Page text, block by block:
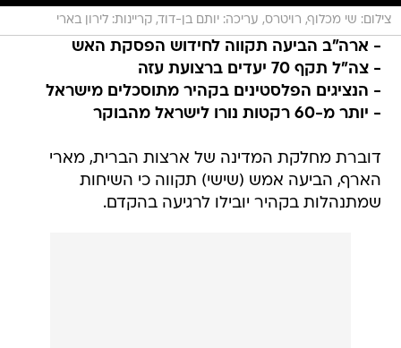
צילום: שי מכלוף, רויטרס, עריכה: יותם בן-דוד, קריינות: לירון בארי
- ארה"ב הביעה תקווה לחידוש הפסקת האש
- צה"ל תקף 70 יעדים ברצועת עזה
- הנציגים הפלסטינים בקהיר מתוסכלים מישראל
- יותר מ-60 רקטות נורו לישראל מהבוקר
דוברת מחלקת המדינה של ארצות הברית, מארי
הארף, הביעה אמש (שישי) תקווה כי השיחות
שמתנהלות בקהיר יובילו לרגיעה בהקדם.